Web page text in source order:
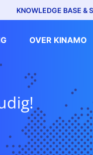
KNOWLEDGE BASE &
OVER KINAMO